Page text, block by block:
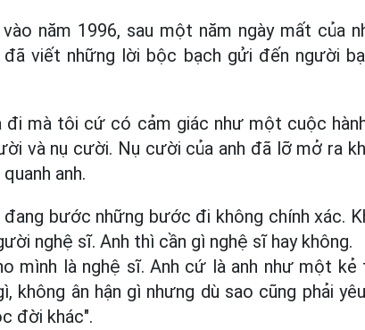
năm 1996, sau một năm ngày mất của
viết những lời bộc bạch gửi đến người
đi mà tôi cứ có cảm giác như một cuộc
và nụ cười. Nụ cười của anh đã lỡ mở ra
anh.
bước những bước đi không chính xác.
nghệ sĩ. Anh thì cần gì nghệ sĩ hay không.
mình là nghệ sĩ. Anh cứ là anh như một
không ân hận gì nhưng dù sao cũng phải
đời khác".